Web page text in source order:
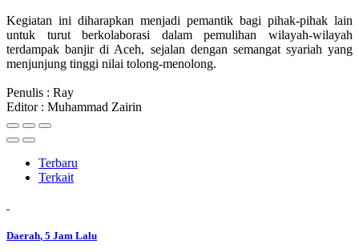
Kegiatan ini diharapkan menjadi pemantik bagi pihak-pihak lain
untuk turut berkolaborasi dalam pemulihan wilayah-wilayah
terdampak banjir di Aceh, sejalan dengan semangat syariah yang
menjunjung tinggi nilai tolong-menolong.
Penulis : Ray
Editor : Muhammad Zairin
Terbaru
Terkait
Daerah, 5 Jam Lalu